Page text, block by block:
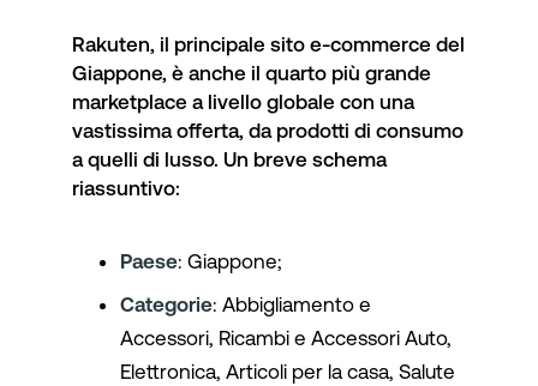
Rakuten, il principale sito e-commerce del
Giappone, è anche il quarto più grande
marketplace a livello globale con una
vastissima offerta, da prodotti di consumo
a quelli di lusso. Un breve schema
riassuntivo:
Paese: Giappone;
Categorie: Abbigliamento e
Accessori, Ricambi e Accessori Auto,
Elettronica, Articoli per la casa, Salute